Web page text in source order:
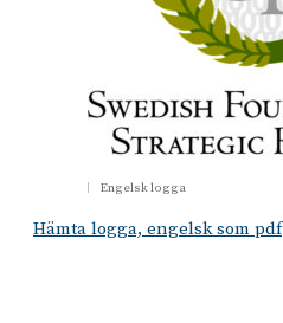
Engelsk logga
Hämta logga, engelsk som pdf